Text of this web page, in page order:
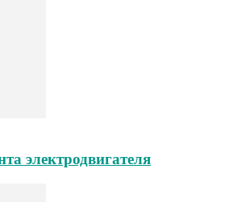
электродвигателя